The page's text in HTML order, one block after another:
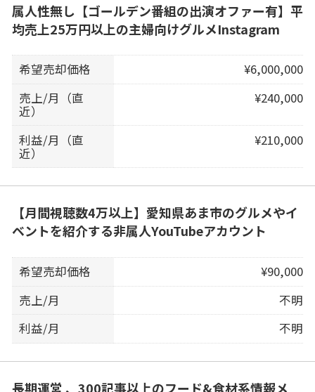
属人性無し【ゴールデン番組の出演オファー有】平
均売上25万円以上の主婦向けグルメInstagram
希望売却価格
¥6,000,000
売上/月（直
近）
¥240,000
利益/月（直
近）
¥210,000
【月間視聴数4万以上】愛知県あま市のグルメやイ
ベントを紹介する非属人YouTubeアカウント
希望売却価格
¥90,000
売上/月
不明
利益/月
不明
長期運営 、300記事以上のフード&食材系情報メ